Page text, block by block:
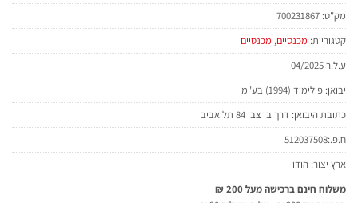
מק"ט: 700231867
קטגוריות: מכנסיים, מכנסיים
ע.ל.ר 04/2025
יבואן: פולימוד (1994) בע"מ
כתובת היבואן: דרך בן צבי 84 תל אביב
ח.פ.:512037508
ארץ יצור: הודו
משלוח חינם ברכישה מעל 200 ₪